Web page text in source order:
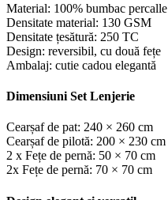
Material: 100% bumbac percalle
Densitate material: 130 GSM
Densitate țesătură: 250 TC
Design: reversibil, cu două fețe
Ambalaj: cutie cadou elegantă
Dimensiuni Set Lenjerie
Cearșaf de pat: 240 × 260 cm
Cearșaf de pilotă: 200 × 230 cm
2 x Fețe de pernă: 50 × 70 cm
2x Fețe de pernă: 70 × 70 cm